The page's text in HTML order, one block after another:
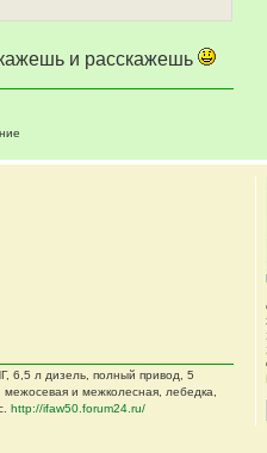
и расскажешь
6,5 л дизель, полный привод, 5
и межколесная, лебедка,
http://ifaw50.forum24.ru/